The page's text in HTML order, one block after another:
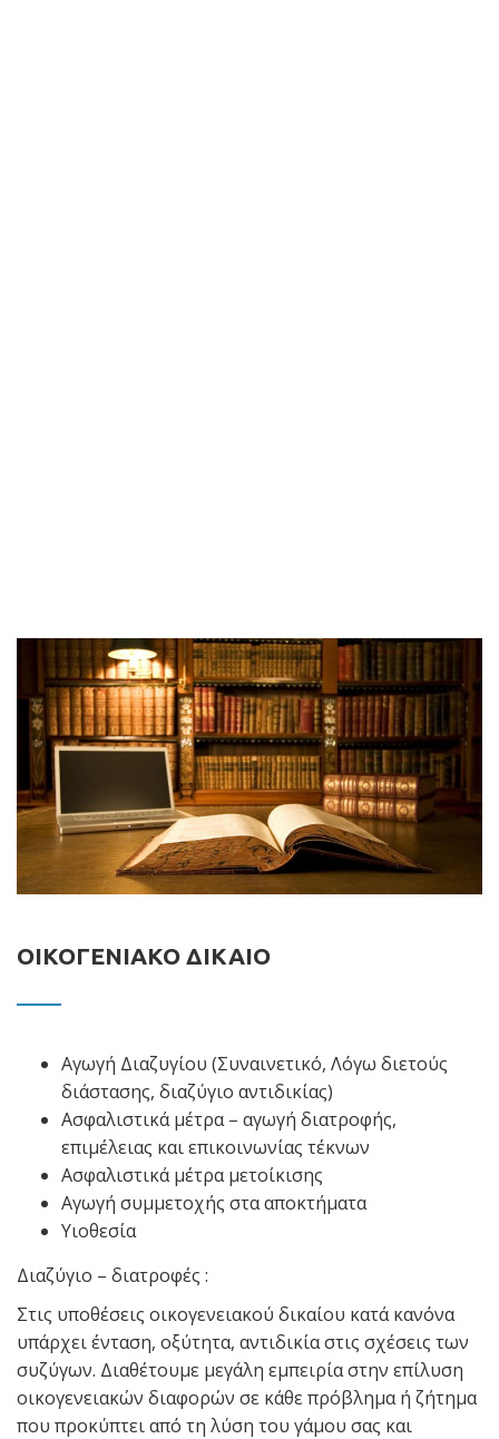
ΟΙΚΟΓΕΝΙΑΚΟ ΔΙΚΑΙΟ
Αγωγή Διαζυγίου (Συναινετικό, Λόγω διετούς
διάστασης, διαζύγιο αντιδικίας)
Ασφαλιστικά μέτρα – αγωγή διατροφής,
επιμέλειας και επικοινωνίας τέκνων
Ασφαλιστικά μέτρα μετοίκισης
Αγωγή συμμετοχής στα αποκτήματα
Υιοθεσία
Διαζύγιο – διατροφές :
Στις υποθέσεις οικογενειακού δικαίου κατά κανόνα
υπάρχει ένταση, οξύτητα, αντιδικία στις σχέσεις των
συζύγων. Διαθέτουμε μεγάλη εμπειρία στην επίλυση
οικογενειακών διαφορών σε κάθε πρόβλημα ή ζήτημα
που προκύπτει από τη λύση του γάμου σας και